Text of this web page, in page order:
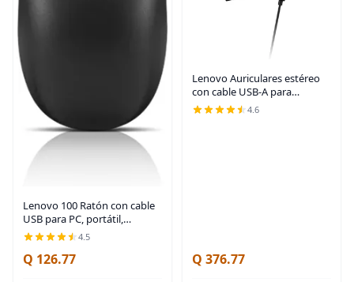
Lenovo 100 Ratón con cable
USB para PC, portátil,
ordenador con Windows -
Tamaño completo - Diseño
ambidiestro - 3 botones -
4.5
Q 126.77
Lenovo Auriculares estéreo
con cable USB-A para
PC/portátil, cancelación de
ruido AI a través de la
4.6
Q 376.77